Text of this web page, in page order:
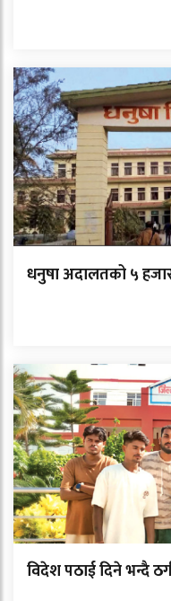
धनुषा अदालतको ५
विदेश पठाई दिने भन्दै